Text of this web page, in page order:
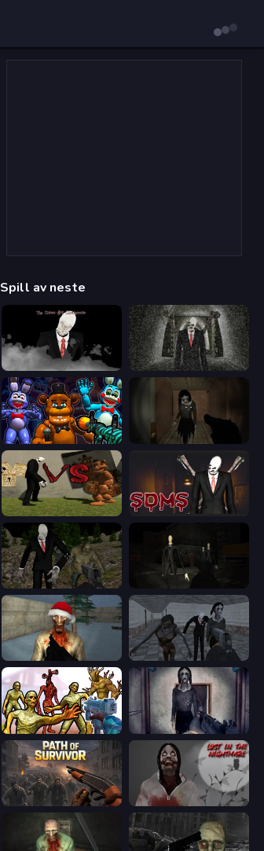
Spill av neste
The Dawn of Slenderman Slenderman Must Die: Underground Bunker
FNaF Shooter
Slenderman VS Freddy The Fazbear Slenderman Must Die: Sanatorium 2021
Shoot Your Nightmare: Halloween Special
Slendrina Must Die: The School
Monster Shooter Apocalypse Slendrina Must Die: The Cellar
Path of Survivor Jeff The Killer: Lost in the Nightmare